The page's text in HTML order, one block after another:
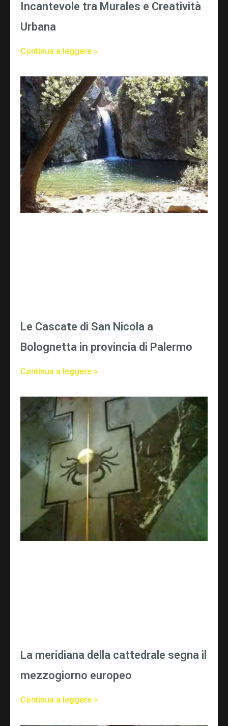
Incantevole tra Murales e Creatività
Urbana
Continua a leggere »
Le Cascate di San Nicola a
Bolognetta in provincia di Palermo
Continua a leggere »
La meridiana della cattedrale segna il
mezzogiorno europeo
Continua a leggere »